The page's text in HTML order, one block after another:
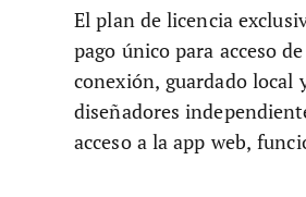
El plan de licencia
pago único para acceso
conexión, guardado local
diseñadores
acceso a la app web,